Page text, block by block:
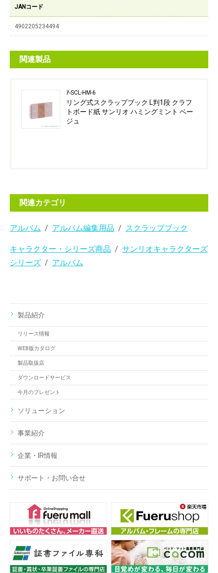
JANコード
4902205234494
関連製品
ｱ-SCL-HM-6
リング式スクラップブック L判1段 クラフ
トボード紙 サンリオ ハミングミント ベー
ジュ
関連カテゴリ
アルバム アルバム編集用品 スクラップブック
キャラクター・シリーズ商品
サンリオキャラクターズ
シリーズ
アルバム
製品紹介
リリース情報
WEB版カタログ
製品取扱店
ダウンロードサービス
今月のプレゼント
ソリューション
事業紹介
企業・IR情報
サポート・お問い合せ